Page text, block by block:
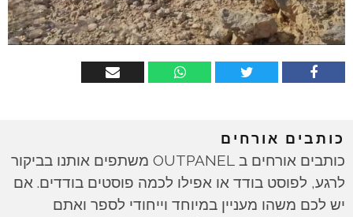
כותבים אורחים
כותבים אורחים ב OUTPANEL משתפים אותנו בביקור
לרגע, לפוסט בודד או אפילו לכמה פוסטים בודדים. אם
יש לכם משהו מעניין במיוחד וייחודי לספר ואתם